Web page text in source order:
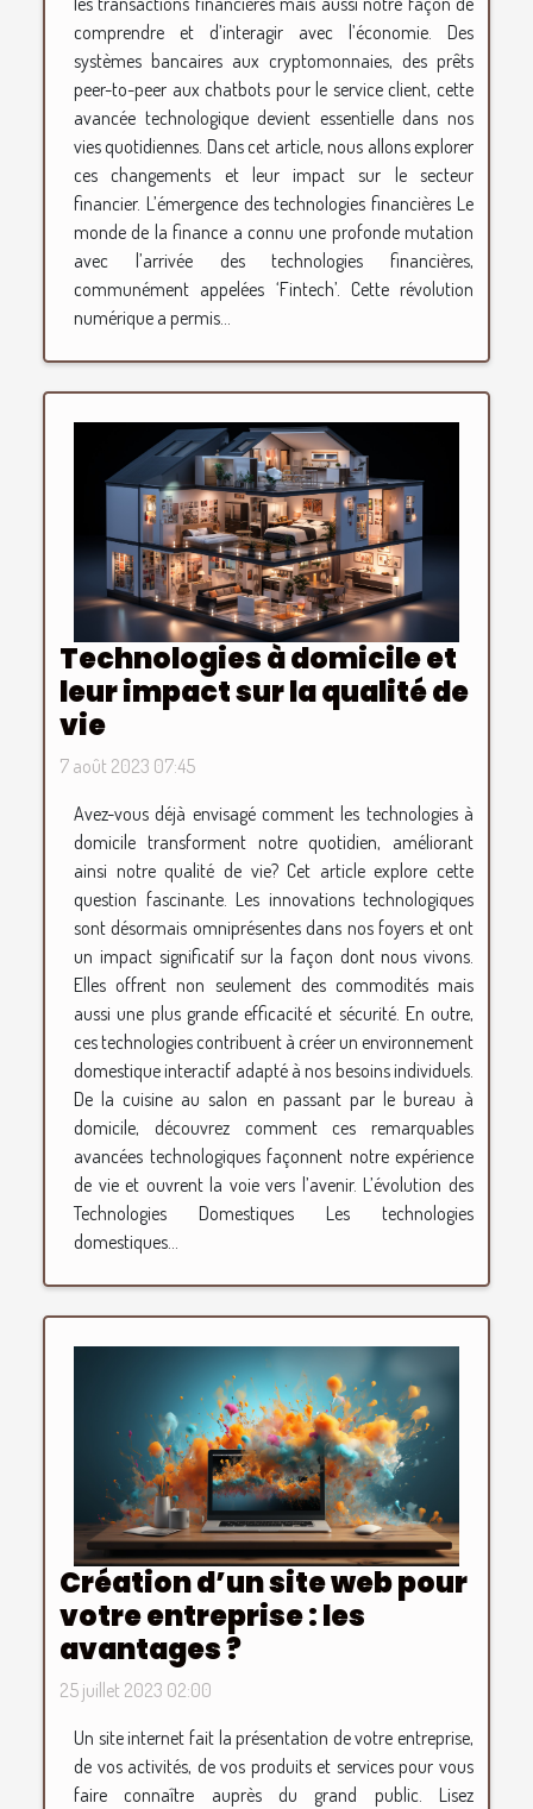
comprendre et d’interagir avec l’économie. Des
systèmes bancaires aux cryptomonnaies, des prêts
peer-to-peer aux chatbots pour le service client, cette
avancée technologique devient essentielle dans nos
vies quotidiennes. Dans cet article, nous allons explorer
ces changements et leur impact sur le secteur
financier. L’émergence des technologies financières Le
monde de la finance a connu une profonde mutation
avec l’arrivée des technologies financières,
communément appelées ‘Fintech’. Cette révolution
numérique a permis...
Technologies à domicile et
leur impact sur la qualité de
vie
7 août 2023 07:45
Avez-vous déjà envisagé comment les technologies à
domicile transforment notre quotidien, améliorant
ainsi notre qualité de vie? Cet article explore cette
question fascinante. Les innovations technologiques
sont désormais omniprésentes dans nos foyers et ont
un impact significatif sur la façon dont nous vivons.
Elles offrent non seulement des commodités mais
aussi une plus grande efficacité et sécurité. En outre,
ces technologies contribuent à créer un environnement
domestique interactif adapté à nos besoins individuels.
De la cuisine au salon en passant par le bureau à
domicile, découvrez comment ces remarquables
avancées technologiques façonnent notre expérience
de vie et ouvrent la voie vers l’avenir. L’évolution des
Technologies Domestiques Les technologies
domestiques...
Création d’un site web pour
votre entreprise : les
avantages ?
25 juillet 2023 02:00
Un site internet fait la présentation de votre entreprise,
de vos activités, de vos produits et services pour vous
faire connaître auprès du grand public. Lisez